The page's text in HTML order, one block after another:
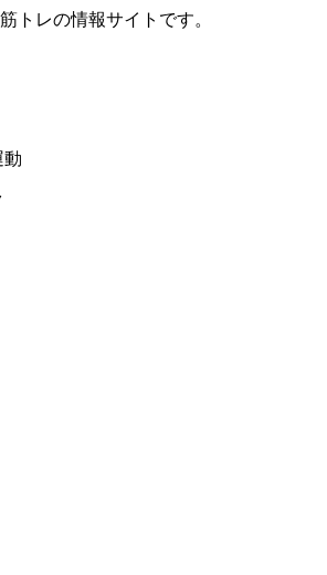
トレの情報サイトです。
動